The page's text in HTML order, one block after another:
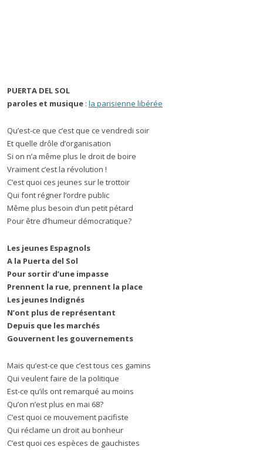
PUERTA DEL SOL
paroles et musique : la parisienne libérée
Qu’est-ce que c’est que ce vendredi soir
Et quelle drôle d’organisation
Si on n’a même plus le droit de boire
Vraiment c’est la révolution !
C’est quoi ces jeunes sur le trottoir
Qui font régner l’ordre public
Même plus besoin d’un petit pétard
Pour être d’humeur démocratique?
Les jeunes Espagnols
A la Puerta del Sol
Pour sortir d’une impasse
Prennent la rue, prennent la place
Les jeunes Indignés
N’ont plus de représentant
Depuis que les marchés
Gouvernent les gouvernements
Mais qu’est-ce que c’est tous ces gamins
Qui veulent faire de la politique
Est-ce qu’ils ont remarqué au moins
Qu’on n’est plus en mai 68?
C’est quoi ce mouvement pacifiste
Qui réclame un droit au bonheur
C’est quoi ces espèces de gauchistes